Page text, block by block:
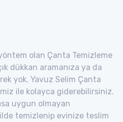
olan Çanta Temizleme
dükkan aramanıza ya da
yok. Yavuz Selim Çanta
ile kolayca giderebilirsiniz.
uygun olmayan
temizlenip evinize teslim